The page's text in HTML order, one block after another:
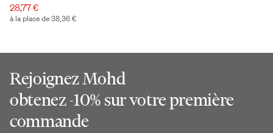
28,77 €
à la place de 38,36 €
Rejoignez Mohd
obtenez -10% sur votre première
commande